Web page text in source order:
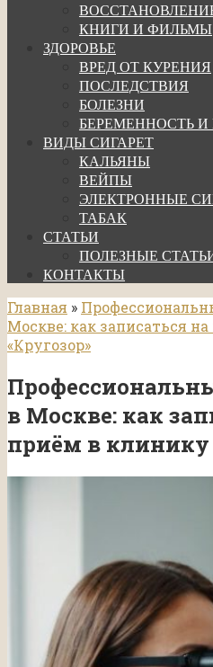
КНИГИ И ФИЛЬМЫ
ЗДОРОВЬЕ
ВРЕД ОТ КУРЕНИЯ
ПОСЛЕДСТВИЯ
БОЛЕЗНИ
БЕРЕМЕННОСТЬ И
ВИДЫ СИГАРЕТ
КАЛЬЯНЫ
ВЕЙПЫ
ЭЛЕКТРОННЫЕ
ТАБАК
СТАТЬИ
ПОЛЕЗНЫЕ
КОНТАКТЫ
Главная »
Москве: как записаться
«Кругозор»
в Москве: как
приём в клинику